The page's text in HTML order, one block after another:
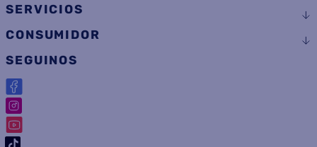
SERVICIOS
CONSUMIDOR
SEGUINOS